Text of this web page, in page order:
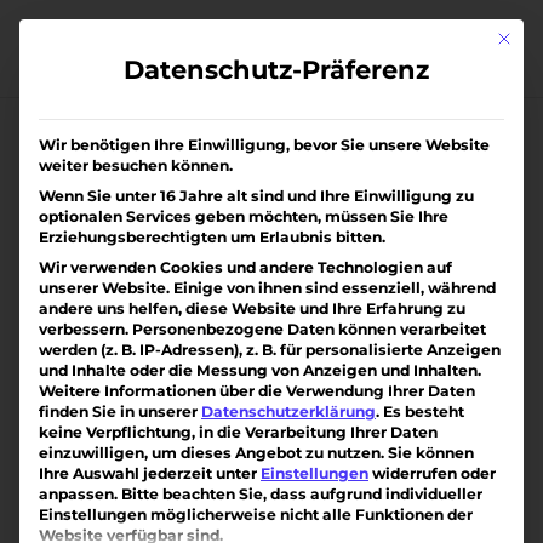
Gut zu vermieten oder schön selber
wohnen !
Mit
Datenschutz-Präferenz
Wir benötigen Ihre Einwilligung, bevor Sie unsere Website
weiter besuchen können.
Wenn Sie unter 16 Jahre alt sind und Ihre Einwilligung zu
optionalen Services geben möchten, müssen Sie Ihre
Erziehungsberechtigten um Erlaubnis bitten.
Wir verwenden Cookies und andere Technologien auf
unserer Website. Einige von ihnen sind essenziell, während
andere uns helfen, diese Website und Ihre Erfahrung zu
verbessern. Personenbezogene Daten können verarbeitet
werden (z. B. IP-Adressen), z. B. für personalisierte Anzeigen
und Inhalte oder die Messung von Anzeigen und Inhalten.
Weitere Informationen über die Verwendung Ihrer Daten
finden Sie in unserer Datenschutzerklärung. Es besteht
keine Verpflichtung, in die Verarbeitung Ihrer Daten
einzuwilligen, um dieses Angebot zu nutzen. Sie können
Ihre Auswahl jederzeit unter Einstellungen widerrufen oder
anpassen. Bitte beachten Sie, dass aufgrund individueller
Einstellungen möglicherweise nicht alle Funktionen der
Website verfügbar sind.